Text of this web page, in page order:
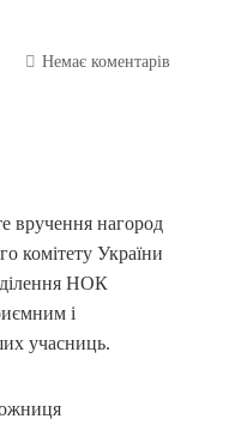
Немає коментарів
вручення нагород
комітету України
НОК
і
учасниць.